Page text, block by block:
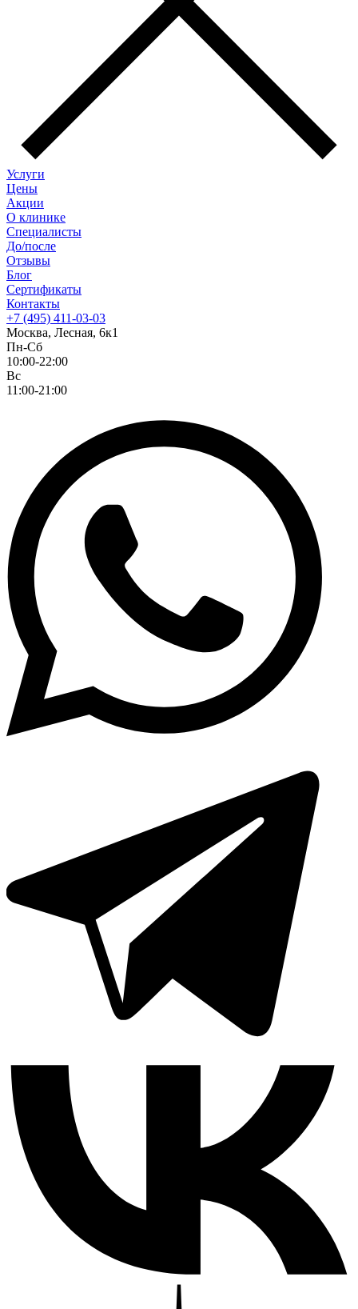
Услуги
Цены
Акции
О клинике
Специалисты
До/после
Отзывы
Блог
Сертификаты
Контакты
+7 (495) 411-03-03
Москва, Лесная, 6к1
Пн-Сб
10:00-22:00
Вс
11:00-21:00